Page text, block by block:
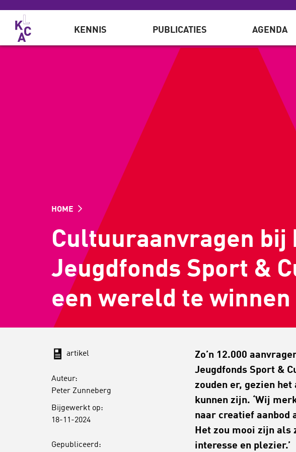
Overslaan en naar de inhoud gaan
KENNIS PUBLICATIES AGENDA
HOME
Cultuuraanvragen bij
Jeugdfonds Sport &
een wereld te winnen
artikel
Auteur:
Peter Zunneberg
Bijgewerkt op:
18-11-2024
Gepubliceerd:
Zo’n 12.000
Jeugdfonds Sport &
zouden er, gezien het
kunnen zijn. Wij
naar creatief aanbod
Het zou mooi zijn als
interesse en plezier.’